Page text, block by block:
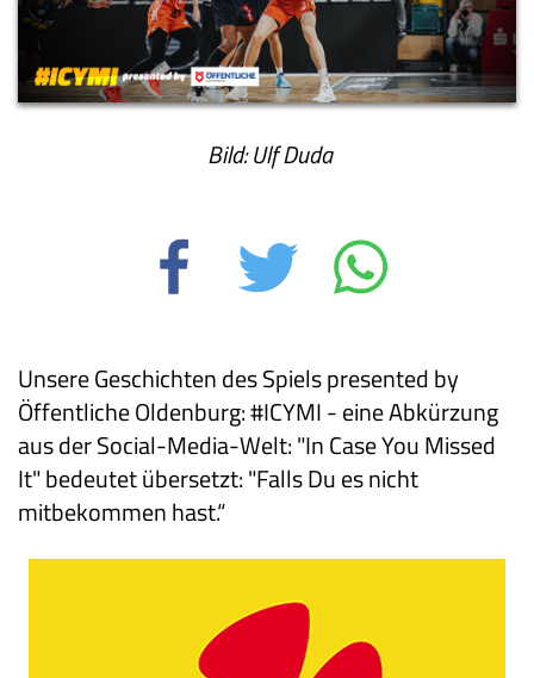
Bild: Ulf Duda
Unsere Geschichten des Spiels presented by
Öffentliche Oldenburg: #ICYMI - eine Abkürzung
aus der Social-Media-Welt: "In Case You Missed
It" bedeutet übersetzt: "Falls Du es nicht
mitbekommen hast.“